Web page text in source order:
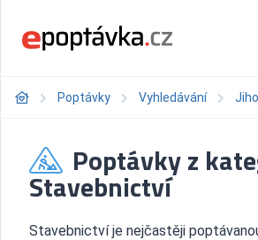
Poptávky Vyhledávání
Poptávky z
Stavebnictví
Stavebnictví je nejčastěji